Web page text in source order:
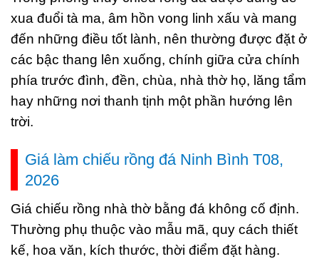
xua đuổi tà ma, âm hồn vong linh xấu và mang
đến những điều tốt lành, nên thường được đặt ở
các bậc thang lên xuống, chính giữa cửa chính
phía trước đình, đền, chùa, nhà thờ họ, lăng tẩm
hay những nơi thanh tịnh một phần hướng lên
trời.
Giá làm chiếu rồng đá Ninh Bình T08,
2026
Giá chiếu rồng nhà thờ bằng đá không cố định.
Thường phụ thuộc vào mẫu mã, quy cách thiết
kế, hoa văn, kích thước, thời điểm đặt hàng.